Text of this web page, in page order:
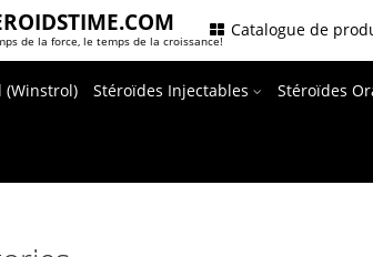
de la force, le temps de la croissance!
Catalogue de
(Winstrol) Stéroïdes Injectables Stéroïdes